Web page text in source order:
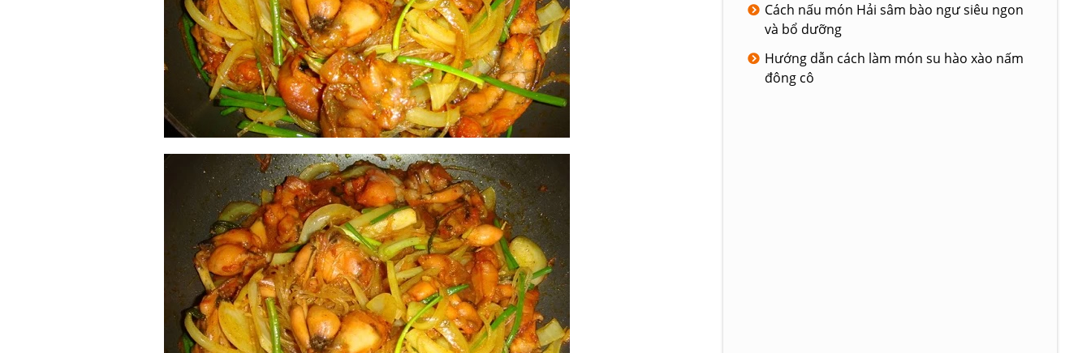
Cách nấu món Hải sâm bào ngư siêu ngon
và bổ dưỡng
Hướng dẫn cách làm món su hào xào nấm
đông cô